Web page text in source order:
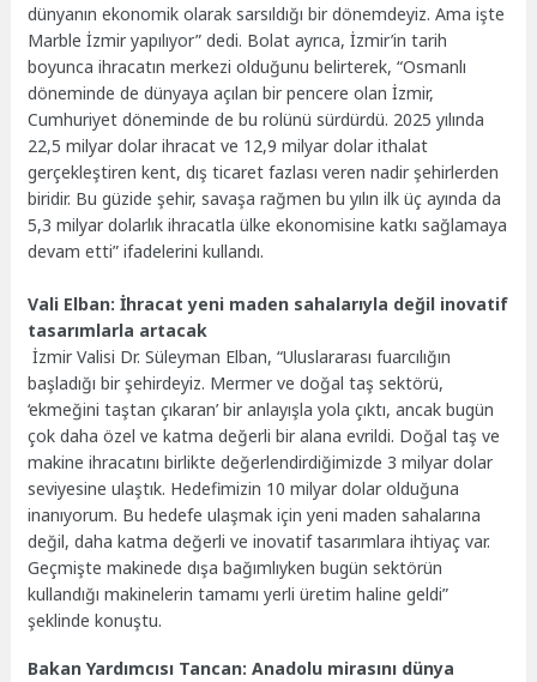
dünyanın ekonomik olarak sarsıldığı bir dönemdeyiz. Ama işte
Marble İzmir yapılıyor” dedi. Bolat ayrıca, İzmir’in tarih
boyunca ihracatın merkezi olduğunu belirterek, “Osmanlı
döneminde de dünyaya açılan bir pencere olan İzmir,
Cumhuriyet döneminde de bu rolünü sürdürdü. 2025 yılında
22,5 milyar dolar ihracat ve 12,9 milyar dolar ithalat
gerçekleştiren kent, dış ticaret fazlası veren nadir şehirlerden
biridir. Bu güzide şehir, savaşa rağmen bu yılın ilk üç ayında da
5,3 milyar dolarlık ihracatla ülke ekonomisine katkı sağlamaya
devam etti” ifadelerini kullandı.
Vali Elban: İhracat yeni maden sahalarıyla değil inovatif
tasarımlarla artacak
İzmir Valisi Dr. Süleyman Elban, “Uluslararası fuarcılığın
başladığı bir şehirdeyiz. Mermer ve doğal taş sektörü,
‘ekmeğini taştan çıkaran’ bir anlayışla yola çıktı, ancak bugün
çok daha özel ve katma değerli bir alana evrildi. Doğal taş ve
makine ihracatını birlikte değerlendirdiğimizde 3 milyar dolar
seviyesine ulaştık. Hedefimizin 10 milyar dolar olduğuna
inanıyorum. Bu hedefe ulaşmak için yeni maden sahalarına
değil, daha katma değerli ve inovatif tasarımlara ihtiyaç var.
Geçmişte makinede dışa bağımlıyken bugün sektörün
kullandığı makinelerin tamamı yerli üretim haline geldi”
şeklinde konuştu.
Bakan Yardımcısı Tancan: Anadolu mirasını dünya